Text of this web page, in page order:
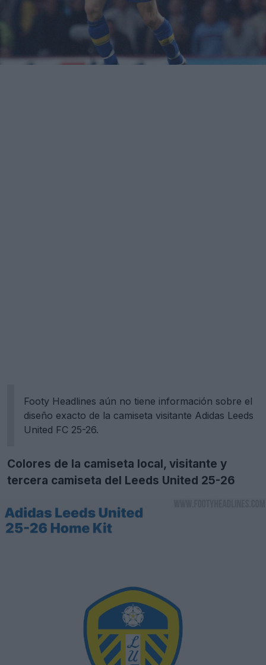
Footy Headlines aún no tiene información sobre el
diseño exacto de la camiseta visitante Adidas Leeds
United FC 25-26.
Colores de la camiseta local, visitante y
tercera camiseta del Leeds United 25-26